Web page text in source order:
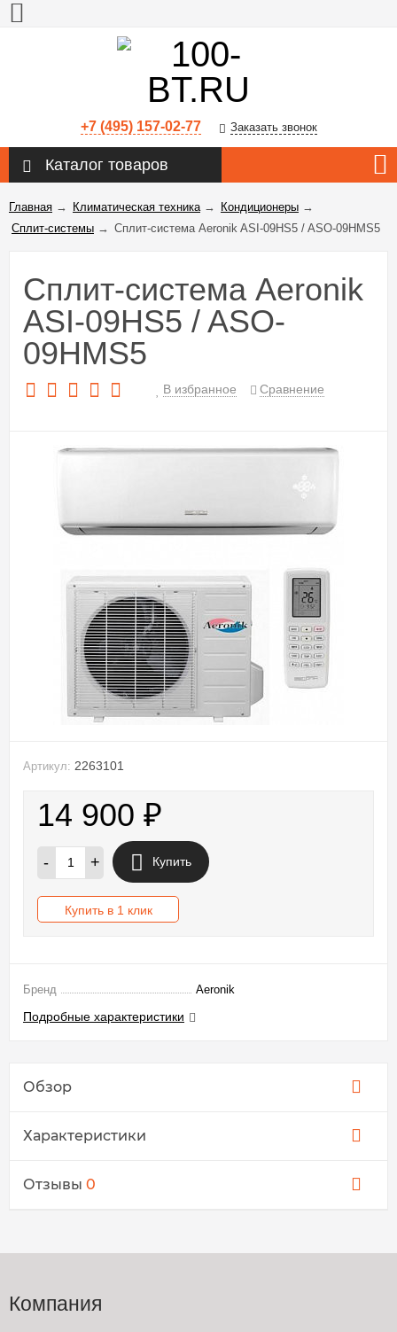
+7 (495) 157-02-77 Заказать звонок
Каталог товаров
Главная → Климатическая техника→ Кондиционеры →
Сплит-системы → Сплит-система Aeronik ASI-09HS5 / ASO-09HMS5
Сплит-система Aeronik
ASI-09HS5 / ASO-
09HMS5
В избранное Сравнение
Артикул: 2263101
14 900 ₽
- + Купить
Купить в 1 клик
Бренд Aeronik
Подробные характеристики
Обзор
Характеристики
Отзывы 0
Компания